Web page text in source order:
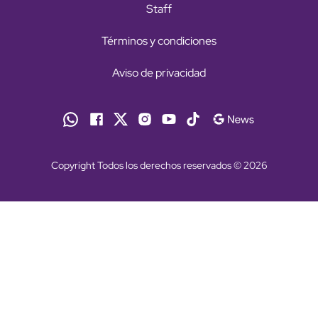
Staff
Términos y condiciones
Aviso de privacidad
Copyright Todos los derechos reservados © 2026